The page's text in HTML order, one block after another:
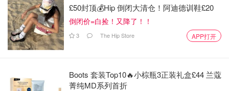
£50封顶💰Hip 倒闭大清仓！阿迪德训鞋£20
倒闭价=白捡！又降了！！
3 The Hip Store APP打开
Boots 套装Top10🔥小棕瓶3正装礼盒£44 兰蔻
菁纯MD系列首折